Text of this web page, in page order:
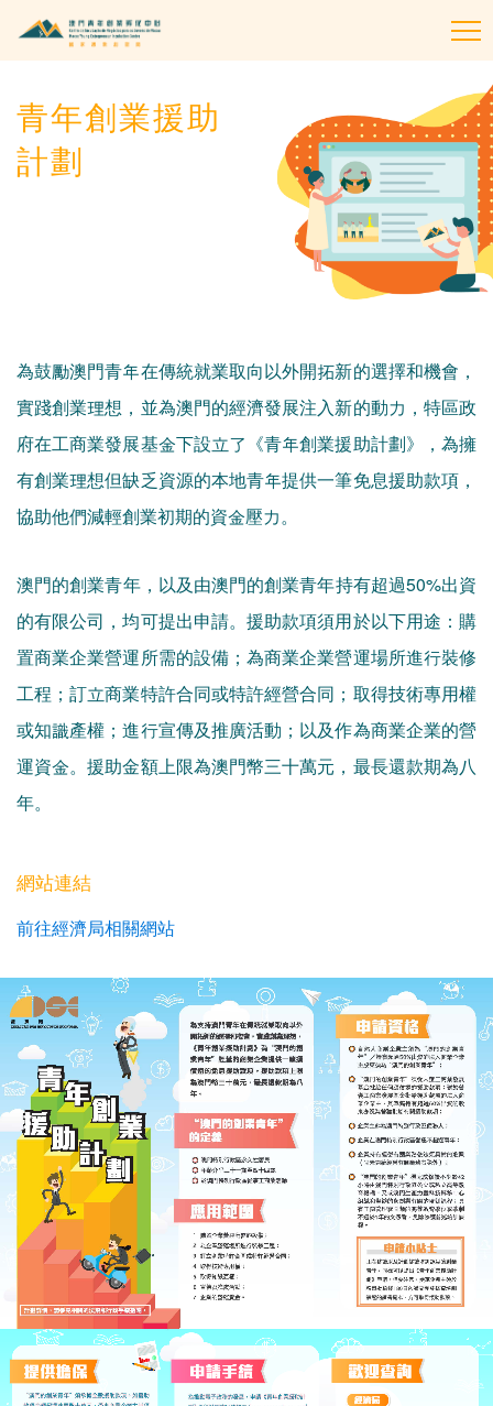
青年創業援助
計劃
為鼓勵澳門青年在傳統就業取向以外開拓新的選擇和機會，
實踐創業理想，並為澳門的經濟發展注入新的動力，特區政
府在工商業發展基金下設立了《青年創業援助計劃》，為擁
有創業理想但缺乏資源的本地青年提供一筆免息援助款項，
協助他們減輕創業初期的資金壓力。
澳門的創業青年，以及由澳門的創業青年持有超過50%出資
的有限公司，均可提出申請。援助款項須用於以下用途：購
置商業企業營運所需的設備；為商業企業營運場所進行裝修
工程；訂立商業特許合同或特許經營合同；取得技術專用權
或知識產權；進行宣傳及推廣活動；以及作為商業企業的營
運資金。援助金額上限為澳門幣三十萬元，最長還款期為八
年。
網站連結
前往經濟局相關網站